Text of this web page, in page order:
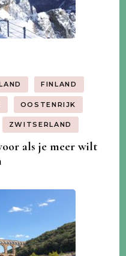
FINLAND
OOSTENRIJK
ZWITSERLAND
als je meer wilt